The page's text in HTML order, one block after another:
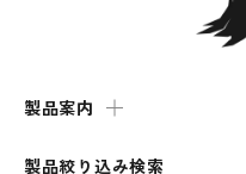
製品案内
製品絞り込み検索